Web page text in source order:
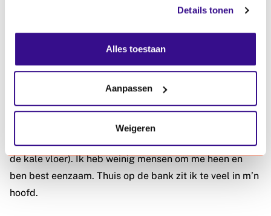
Details tonen
Alles toestaan
Aanpassen
Weigeren
ik verdien juist heel veel door vrijwilligerswerk te doen.
zit ik in elkaar. Tegelijk wíl ik ook niet thuiszitten. Ik heb
een heftige tijd gehad met het overlijden van m’n man
en het was ook hard werken om hier te aarden en alles
rond mijn appartement te regelen (nu ziet het er leuk
uit, maar er was hier niks: in het begin op matrassen op
de kale vloer). Ik heb weinig mensen om me heen en
ben best eenzaam. Thuis op de bank zit ik te veel in m’n
hoofd.